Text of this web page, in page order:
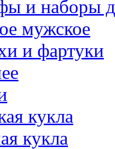
и наборы
мужское
и фартуки
кукла
кукла